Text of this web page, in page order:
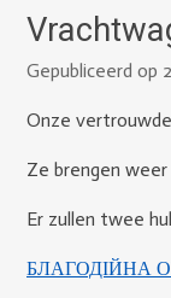
Gepubliceerd op
Onze
Ze brengen
Er zullen twee
БЛАГОДІЙНА